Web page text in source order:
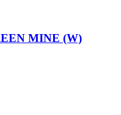
MINE (W)